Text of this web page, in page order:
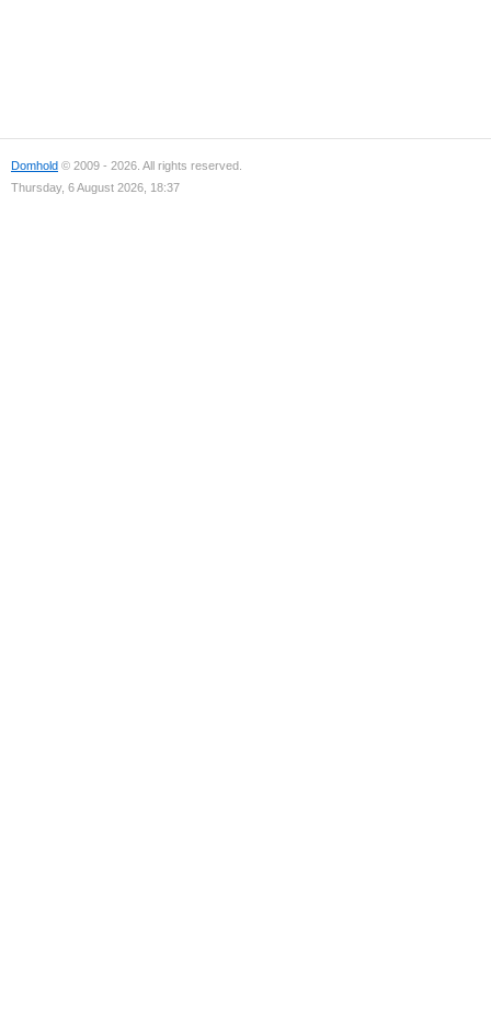
Domhold © 2009 - 2026. All rights reserved.
Thursday, 6 August 2026, 18:37